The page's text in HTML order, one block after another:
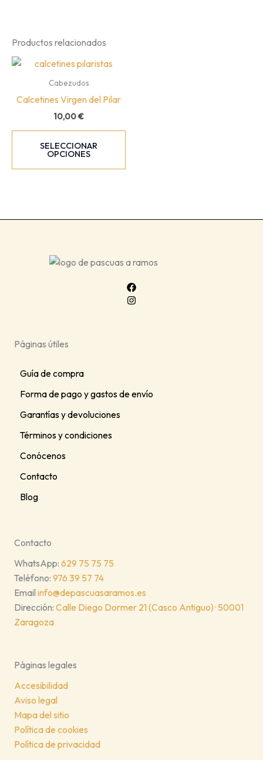
Productos relacionados
Cabezudos
Calcetines Virgen del Pilar
10,00€
SELECCIONAR
OPCIONES
Este
opciones
elegir
la
Páginas útiles
Guía de compra
Forma de pago y gastos de envío
Garantías y devoluciones
Términos y condiciones
Conócenos
Contacto
Blog
Contacto
WhatsApp: 629 75 75 75
Teléfono: 976 39 57 74
Email info@depascuasaramos.es
Dirección: Calle Diego Dormer 21 (Casco Antiguo) · 50001
Zaragoza
Páginas legales
Accesibilidad
Aviso legal
Mapa del sitio
Política de cookies
Política de privacidad